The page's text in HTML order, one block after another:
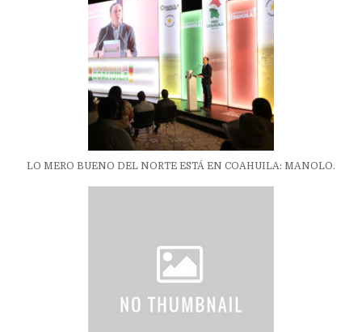
LO MERO BUENO DEL NORTE ESTÁ EN COAHUILA: MANOLO.